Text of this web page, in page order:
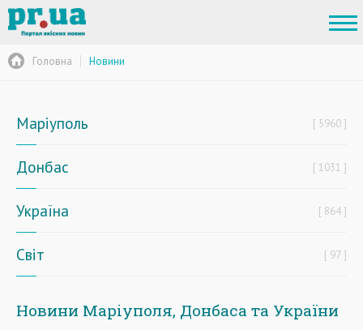
Головна Новини
Маріуполь 5960
Донбас 1031
Україна 864
Світ 97
Новини Маріуполя, Донбаса та України